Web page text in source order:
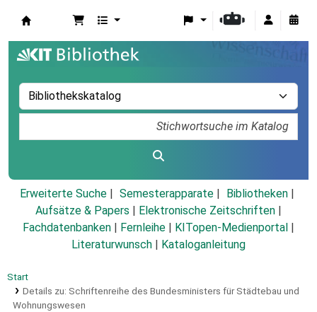
Erweiterte Suche Semesterapparate
Bibliotheken
Aufsätze & Papers
Elektronische Zeitschriften
Fachdatenbanken
Fernleihe KITopen-Medienportal
Literaturwunsch
Kataloganleitung
Start
Details zu: Schriftenreihe des Bundesministers für Städtebau und
Wohnungswesen